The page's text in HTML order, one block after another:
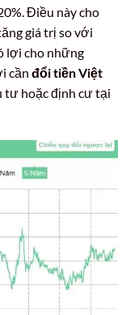
Điều này cho
giá trị so với
lợi cho những
cần đổi tiền Việt
tư hoặc định cư tại